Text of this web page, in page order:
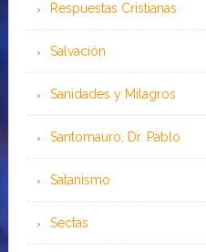
Respuestas Cristianas
Salvación
Sanidades y Milagros
Santomauro, Dr. Pablo
Satanismo
Sectas